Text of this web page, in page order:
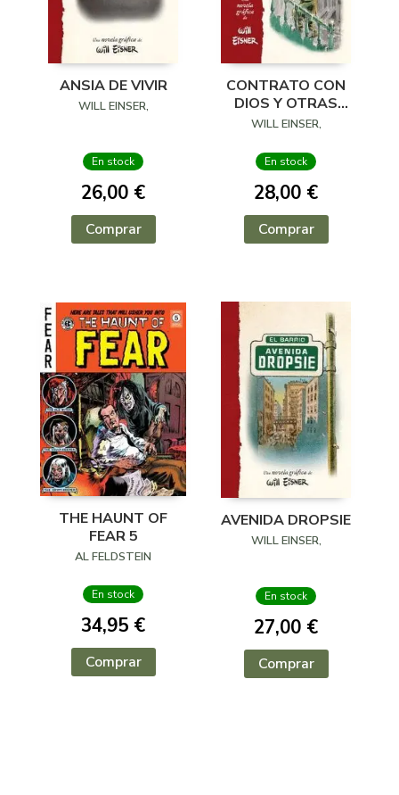
ANSIA DE VIVIR
WILL EINSER,
En stock
26,00 €
Comprar
CONTRATO CON
DIOS Y OTRAS
HISTORIAS DE LOS
WILL EINSER,
En stock
28,00 €
Comprar
THE HAUNT OF
FEAR 5
AL FELDSTEIN
En stock
34,95 €
Comprar
AVENIDA DROPSIE
WILL EINSER,
En stock
27,00 €
Comprar